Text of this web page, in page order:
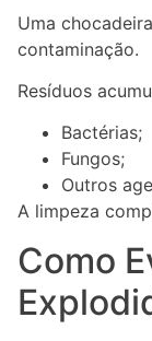
Uma
contaminação.
Resíduos
Bactérias;
Fungos;
Outros
A limpeza
Como